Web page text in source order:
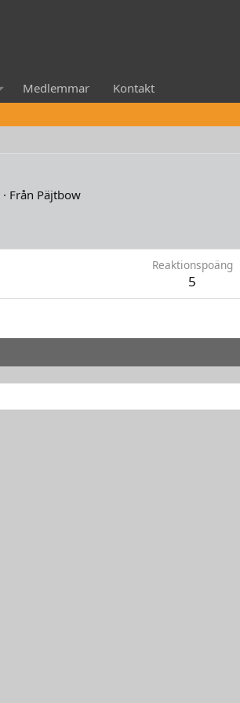
Medlemmar Kontakt
· Från Päjtbow
Reaktionspoäng
5